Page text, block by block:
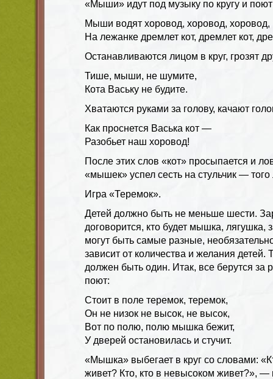
«Мыши» идут под музыку по кругу и
Мыши водят хоровод, хоровод, хоровод,
На лежанке дремлет кот, дремлет кот,
Останавливаются лицом в круг, грозят
Тише, мыши, не шумите,
Кота Ваську не будите.
Хватаются руками за голову, качают
Как проснется Васька кот —
Разобьет наш хоровод!
После этих слов «кот» просыпается и
«мышек» успел сесть на стульчик — того
Игра «Теремок».
Детей должно быть не меньше шести.
договорится, кто будет мышка,
могут быть самые разные,
зависит от количества и желания
должен быть один. Итак, все берутся за
поют:
Стоит в поле теремок, теремок,
Он не низок не высок, не высок,
Вот по полю, полю мышка бежит,
У дверей остановилась и стучит.
«Мышка» выбегает в круг со словами:
живет? Кто, кто в невысоком живет?», —